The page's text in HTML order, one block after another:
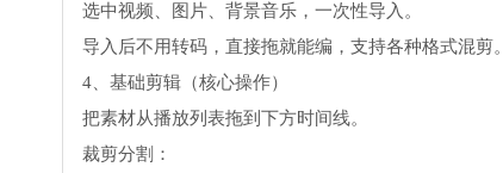
选中视频、图片、背景音乐，一次性导入。
导入后不用转码，直接拖就能编，支持各种格式混剪。
4、基础剪辑（核心操作）
把素材从播放列表拖到下方时间线。
裁剪分割：